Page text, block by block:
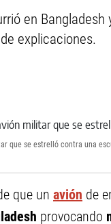
en
explicaciones.
que se estrelló contra una
que un avión de
provocando